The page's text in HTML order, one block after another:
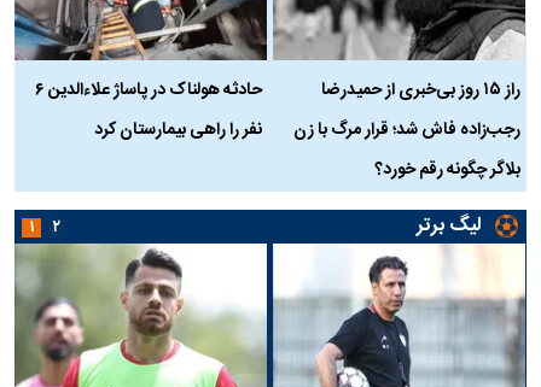
راز ۱۵ روز بی‌خبری از حمیدرضا
رجب‌زاده فاش شد؛ قرار مرگ با زن
بلاگر چگونه رقم خورد؟
حادثه هولناک در پاساژ علاءالدین ۶
نفر را راهی بیمارستان کرد
لیگ برتر ۱ ۲